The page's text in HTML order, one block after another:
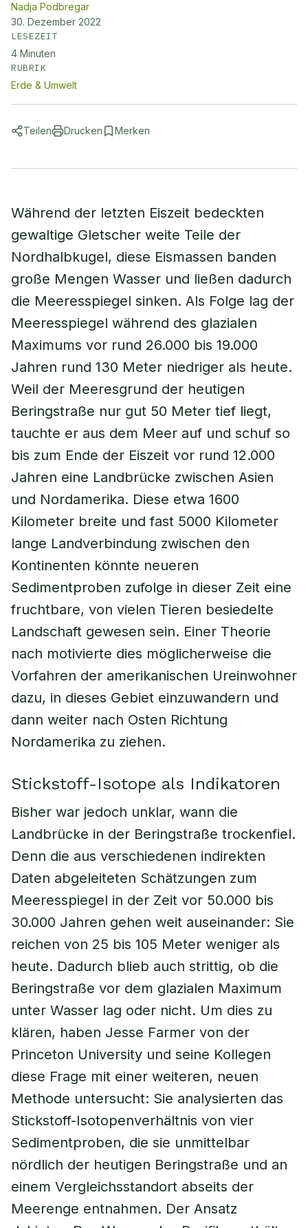
Nadja Podbregar
30. Dezember 2022
LESEZEIT
4 Minuten
RUBRIK
Erde & Umwelt
Teilen Drucken Merken
Während der letzten Eiszeit bedeckten
gewaltige Gletscher weite Teile der
Nordhalbkugel, diese Eismassen banden
große Mengen Wasser und ließen dadurch
die Meeresspiegel sinken. Als Folge lag der
Meeresspiegel während des glazialen
Maximums vor rund 26.000 bis 19.000
Jahren rund 130 Meter niedriger als heute.
Weil der Meeresgrund der heutigen
Beringstraße nur gut 50 Meter tief liegt,
tauchte er aus dem Meer auf und schuf so
bis zum Ende der Eiszeit vor rund 12.000
Jahren eine Landbrücke zwischen Asien
und Nordamerika. Diese etwa 1600
Kilometer breite und fast 5000 Kilometer
lange Landverbindung zwischen den
Kontinenten könnte neueren
Sedimentproben zufolge in dieser Zeit eine
fruchtbare, von vielen Tieren besiedelte
Landschaft gewesen sein. Einer Theorie
nach motivierte dies möglicherweise die
Vorfahren der amerikanischen Ureinwohner
dazu, in dieses Gebiet einzuwandern und
dann weiter nach Osten Richtung
Nordamerika zu ziehen.
Stickstoff-Isotope als Indikatoren
Bisher war jedoch unklar, wann die
Landbrücke in der Beringstraße trockenfiel.
Denn die aus verschiedenen indirekten
Daten abgeleiteten Schätzungen zum
Meeresspiegel in der Zeit vor 50.000 bis
30.000 Jahren gehen weit auseinander: Sie
reichen von 25 bis 105 Meter weniger als
heute. Dadurch blieb auch strittig, ob die
Beringstraße vor dem glazialen Maximum
unter Wasser lag oder nicht. Um dies zu
klären, haben Jesse Farmer von der
Princeton University und seine Kollegen
diese Frage mit einer weiteren, neuen
Methode untersucht: Sie analysierten das
Stickstoff-Isotopenverhältnis von vier
Sedimentproben, die sie unmittelbar
nördlich der heutigen Beringstraße und an
einem Vergleichsstandort abseits der
Meerenge entnahmen. Der Ansatz